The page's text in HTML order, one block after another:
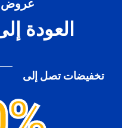
العودة
تخفيضات تصل إلى